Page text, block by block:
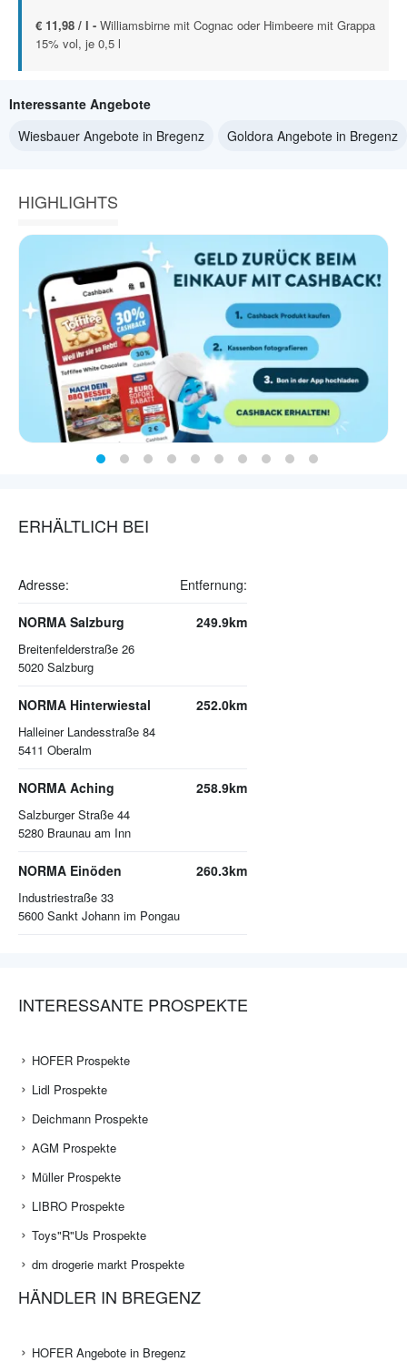
€ 11,98 / l - Williamsbirne mit Cognac oder Himbeere mit Grappa
15% vol, je 0,5 l
Interessante Angebote
Wiesbauer Angebote in Bregenz
Goldora Angebote in Bregenz
HIGHLIGHTS
ERHÄLTLICH BEI
Adresse: Entfernung:
NORMA Salzburg
Breitenfelderstraße 26
5020 Salzburg
249.9km
NORMA Hinterwiestal
Halleiner Landesstraße 84
5411 Oberalm
252.0km
NORMA Aching
Salzburger Straße 44
5280 Braunau am Inn
258.9km
NORMA Einöden
Industriestraße 33
5600 Sankt Johann im Pongau
260.3km
INTERESSANTE PROSPEKTE
HOFER Prospekte
Lidl Prospekte
Deichmann Prospekte
AGM Prospekte
Müller Prospekte
LIBRO Prospekte
Toys"R"Us Prospekte
dm drogerie markt Prospekte
HÄNDLER IN BREGENZ
HOFER Angebote in Bregenz